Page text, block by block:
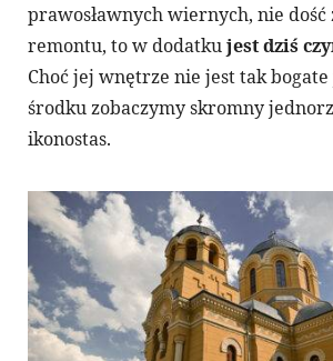
prawosławnych wiernych, nie dość
remontu, to w dodatkujest dziś
Choć jej wnętrze nie jest tak
środku zobaczymy skromny
ikonostas.